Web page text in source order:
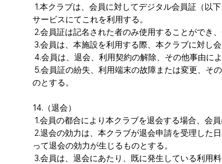
1.本クラブは、会員に対してデジタル会員証（以
サービスにてこれを利用する。
2.会員証は記名された者のみ使用することができ
3.会員は、本施設を利用する際、本クラブに対し
4.会員は、退会、利用契約の解除、その他事由に
5.会員証の紛失、利用端末の故障または変更、そ
のとする。
14.（退会）
1.会員の都合により本クラブを退会する場合、会
2.退会の効力は、本クラブが退会申請を受理した
って退会の効力が生じるものとする。
3.会員は、退会にあたり、既に発生している利用